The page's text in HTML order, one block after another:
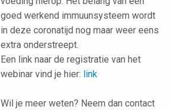
goed werkend immuunsysteem wordt
in deze coronatijd nog maar weer eens
extra onderstreept.
Een link naar de registratie van het
webinar vind je hier: link
Wil je meer weten? Neem dan contact